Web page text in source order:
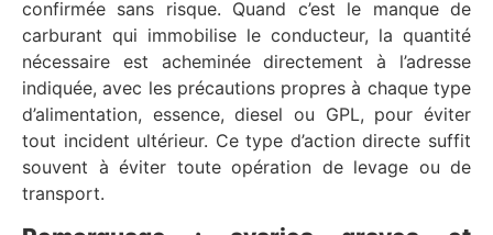
confirmée sans risque. Quand c’est le manque de
carburant qui immobilise le conducteur, la quantité
nécessaire est acheminée directement à l’adresse
indiquée, avec les précautions propres à chaque type
d’alimentation, essence, diesel ou GPL, pour éviter
tout incident ultérieur. Ce type d’action directe suffit
souvent à éviter toute opération de levage ou de
transport.